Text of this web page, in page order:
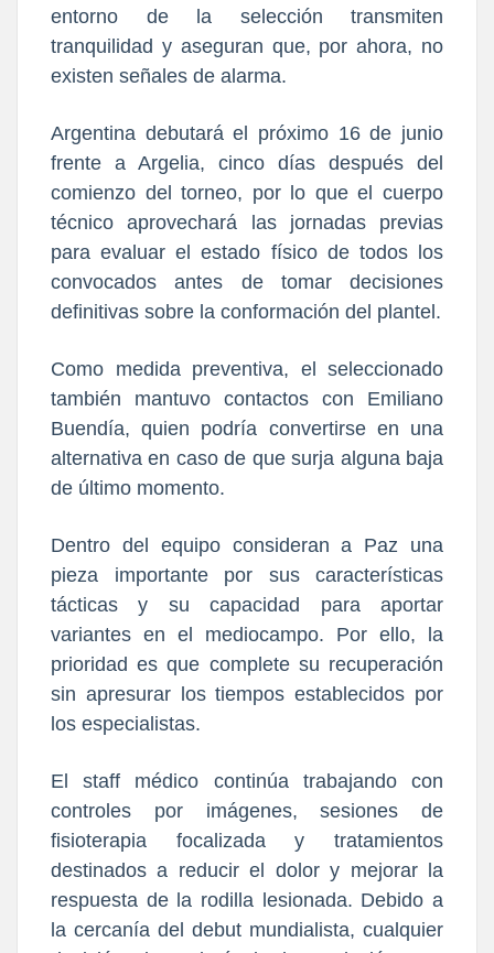
entorno de la selección transmiten
tranquilidad y aseguran que, por ahora, no
existen señales de alarma.
Argentina debutará el próximo 16 de junio
frente a Argelia, cinco días después del
comienzo del torneo, por lo que el cuerpo
técnico aprovechará las jornadas previas
para evaluar el estado físico de todos los
convocados antes de tomar decisiones
definitivas sobre la conformación del plantel.
Como medida preventiva, el seleccionado
también mantuvo contactos con Emiliano
Buendía, quien podría convertirse en una
alternativa en caso de que surja alguna baja
de último momento.
Dentro del equipo consideran a Paz una
pieza importante por sus características
tácticas y su capacidad para aportar
variantes en el mediocampo. Por ello, la
prioridad es que complete su recuperación
sin apresurar los tiempos establecidos por
los especialistas.
El staff médico continúa trabajando con
controles por imágenes, sesiones de
fisioterapia focalizada y tratamientos
destinados a reducir el dolor y mejorar la
respuesta de la rodilla lesionada. Debido a
la cercanía del debut mundialista, cualquier